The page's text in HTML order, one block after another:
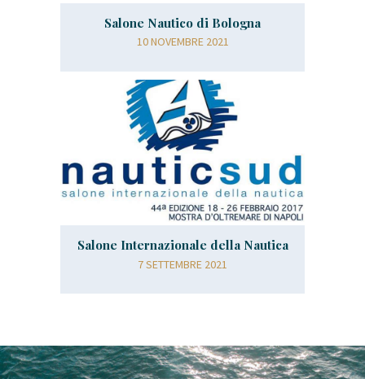
Salone Nautico di Bologna
10 NOVEMBRE 2021
Salone Internazionale della Nautica
7 SETTEMBRE 2021